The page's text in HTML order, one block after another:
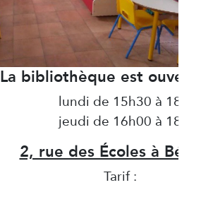
La bibliothèque est
lundi de 15h30 à
jeudi de 16h00 à
2, rue des Écoles à
Tarif :